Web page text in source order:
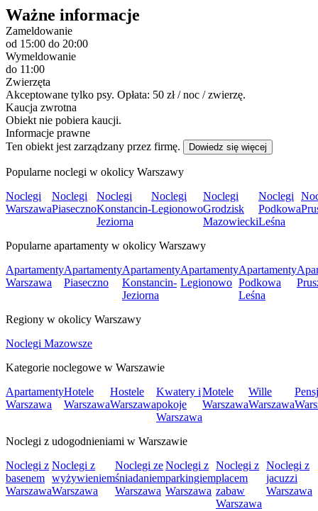
Ważne informacje
Zameldowanie
od 15:00 do 20:00
Wymeldowanie
do 11:00
Zwierzęta
Akceptowane tylko psy. Opłata: 50 zł / noc / zwierzę.
Kaucja zwrotna
Obiekt nie pobiera kaucji.
Informacje prawne
Ten obiekt jest zarządzany przez firmę.
Dowiedz się więcej
Popularne noclegi w okolicy Warszawy
Noclegi
Warszawa
Noclegi
Piaseczno
Noclegi
Konstancin-
Jeziorna
Noclegi
Legionowo
Noclegi
Grodzisk
Mazowiecki
Noclegi
Podkowa
Leśna
Popularne apartamenty w okolicy Warszawy
Apartamenty
Warszawa
Apartamenty
Piaseczno
Apartamenty
Konstancin-
Jeziorna
Apartamenty
Legionowo
Apartamenty
Podkowa
Leśna
Regiony w okolicy Warszawy
Noclegi Mazowsze
Kategorie noclegowe w Warszawie
Apartamenty
Warszawa
Hotele
Warszawa
Hostele
Warszawa
Kwatery i
pokoje
Warszawa
Motele
Warszawa
Wille
Warszawa
Noclegi z udogodnieniami w Warszawie
Noclegi z
basenem
Warszawa
Noclegi z
wyżywieniem
Warszawa
Noclegi ze
śniadaniem
Warszawa
Noclegi z
parkingiem
Warszawa
Noclegi z
placem
zabaw
Warszawa
Noclegi z
jacuzzi
Warszawa